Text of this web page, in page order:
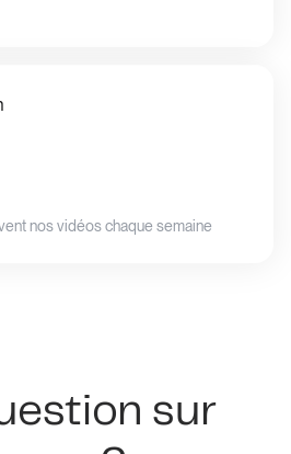
nos vidéos chaque semaine
sur